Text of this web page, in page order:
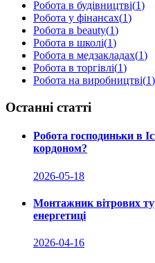
Робота в будівництві(1)
Робота у фінансах(1)
Робота в beauty(1)
Робота в школі(1)
Робота в медзакладах(1)
Робота в торгівлі(1)
Робота на виробництві(1)
Останні статті
Робота господиньки в
кордоном?
2026-05-18
Монтажник вітрових
енергетиці
2026-04-16